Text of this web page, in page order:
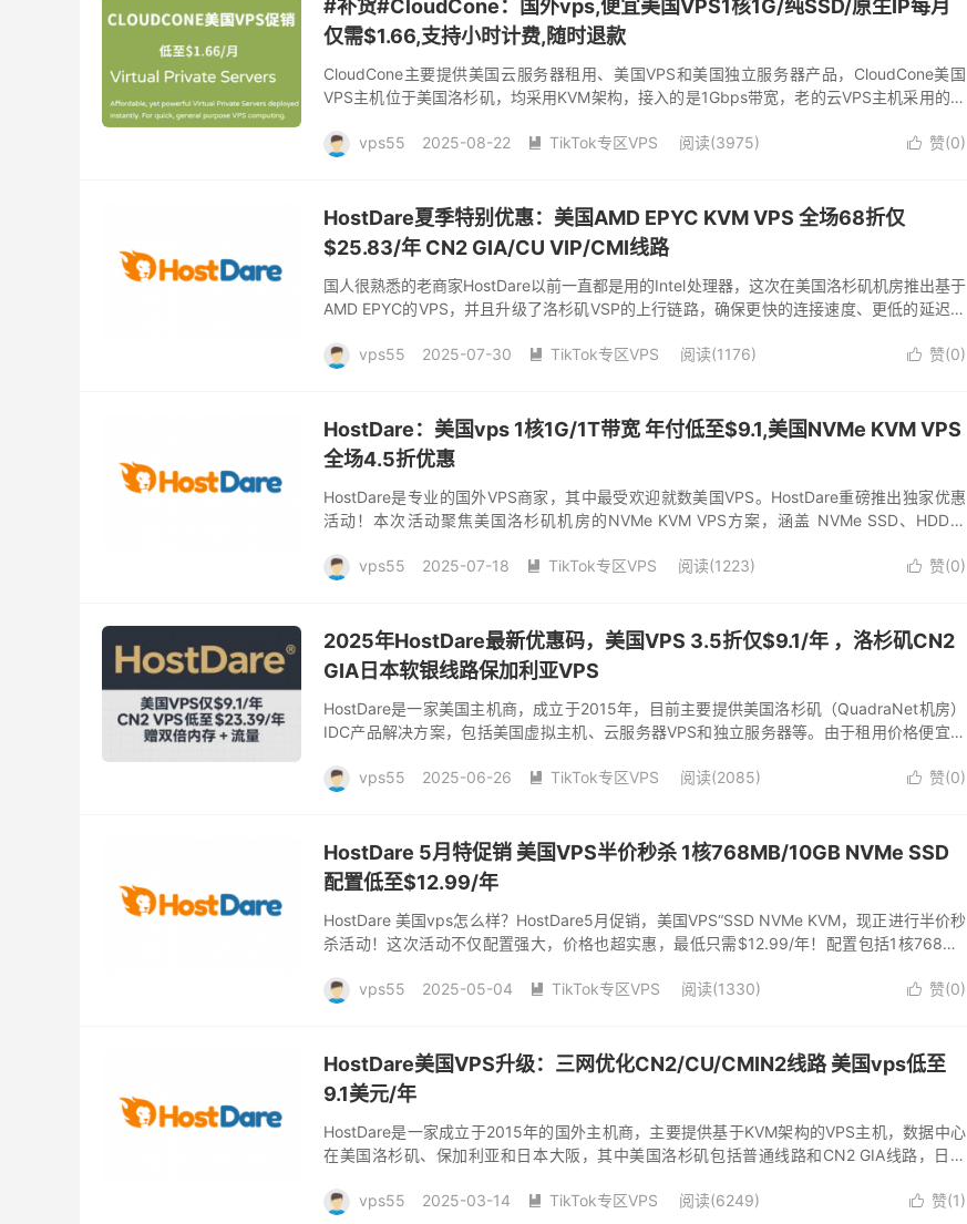
#补货#CloudCone：国外vps,便宜美国VPS1核1G/纯SSD/原生IP每月
仅需$1.66,支持小时计费,随时退款
CloudCone主要提供美国云服务器租用、美国VPS和美国独立服务器产品，CloudCone美国
VPS主机位于美国洛杉矶，均采用KVM架构，接入的是1Gbps带宽，老的云VPS主机采用的是
 赞(0)
vps55 2025-08-22  TikTok专区VPS 阅读(3975)
HostDare夏季特别优惠：美国AMD EPYC KVM VPS 全场68折仅
$25.83/年 CN2 GIA/CU VIP/CMI线路
国人很熟悉的老商家HostDare以前一直都是用的Intel处理器，这次在美国洛杉矶机房推出基于
AMD EPYC的VPS，并且升级了洛杉矶VSP的上行链路，确保更快的连接速度、更低的延迟和
 赞(0)
vps55 2025-07-30  TikTok专区VPS 阅读(1176)
HostDare：美国vps 1核1G/1T带宽 年付低至$9.1,美国NVMe KVM VPS
全场4.5折优惠
HostDare是专业的国外VPS商家，其中最受欢迎就数美国VPS。HostDare重磅推出独家优惠
活动！本次活动聚焦美国洛杉矶机房的NVMe KVM VPS方案，涵盖 NVMe SSD、HDD、
 赞(0)
vps55 2025-07-18  TikTok专区VPS 阅读(1223)
2025年HostDare最新优惠码，美国VPS 3.5折仅$9.1/年 ，洛杉矶CN2
GIA日本软银线路保加利亚VPS
HostDare是一家美国主机商，成立于2015年，目前主要提供美国洛杉矶（QuadraNet机房）
IDC产品解决方案，包括美国虚拟主机、云服务器VPS和独立服务器等。由于租用价格便宜，
 赞(0)
vps55 2025-06-26  TikTok专区VPS 阅读(2085)
HostDare 5月特促销 美国VPS半价秒杀 1核768MB/10GB NVMe SSD
配置低至$12.99/年
HostDare 美国vps怎么样？HostDare5月促销，美国VPS“SSD NVMe KVM，现正进行半价秒
杀活动！这次活动不仅配置强大，价格也超实惠，最低只需$12.99/年！配置包括1核768MB
 赞(0)
vps55 2025-05-04  TikTok专区VPS 阅读(1330)
HostDare美国VPS升级：三网优化CN2/CU/CMIN2线路 美国vps低至
9.1美元/年
HostDare是一家成立于2015年的国外主机商，主要提供基于KVM架构的VPS主机，数据中心
在美国洛杉矶、保加利亚和日本大阪，其中美国洛杉矶包括普通线路和CN2 GIA线路，日本
 赞(1)
vps55 2025-03-14  TikTok专区VPS 阅读(6249)